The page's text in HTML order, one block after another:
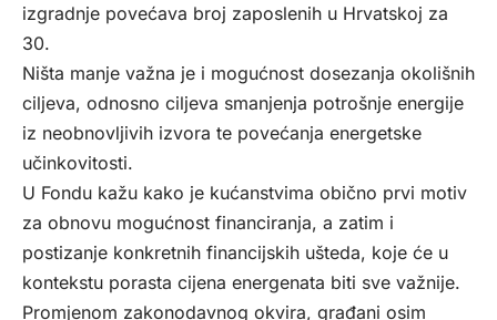
izgradnje povećava broj zaposlenih u Hrvatskoj za
30.
Ništa manje važna je i mogućnost dosezanja okolišnih
ciljeva, odnosno ciljeva smanjenja potrošnje energije
iz neobnovljivih izvora te povećanja energetske
učinkovitosti.
U Fondu kažu kako je kućanstvima obično prvi motiv
za obnovu mogućnost financiranja, a zatim i
postizanje konkretnih financijskih ušteda, koje će u
kontekstu porasta cijena energenata biti sve važnije.
Promjenom zakonodavnog okvira, građani osim